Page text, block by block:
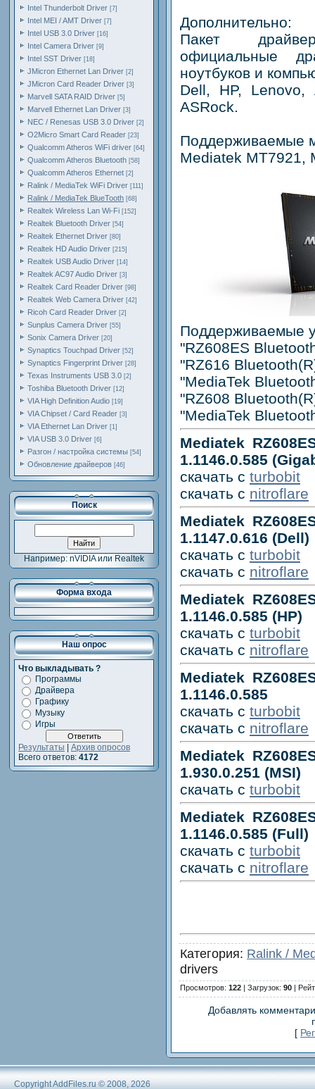
Intel Thunderbolt Driver [7]
Intel MEI / AMT Driver [7]
Intel USB 3.0 Driver [16]
Intel Camera Driver [9]
Intel SST Driver [18]
JMicron Ethernet Lan Driver [2]
JMicron Card Reader Driver [3]
Marvell SATA RAID Driver [5]
Marvell Ethernet Lan Driver [3]
NEC / Renesas USB 3.0 Driver [2]
O2Micro Smart Card Reader [23]
Qualcomm Atheros WiFi driver [64]
Qualcomm Atheros Bluetooth [58]
Qualcomm Atheros Ethernet [2]
Ralink / MediaTek WiFi Driver [111]
Ralink / MediaTek BlueTooth [68]
Realtek Wireless Lan Wi-Fi [152]
Realtek Bluetooth Driver [54]
Realtek Ethernet Driver [80]
Realtek HD Audio Driver [215]
Realtek USB Audio Driver [14]
Realtek AC97 Audio Driver [3]
Realtek Card Reader Driver [98]
Realtek Web Camera Driver [42]
Ricoh Card Reader Driver [2]
Sunplus Camera Driver [55]
Sonix Camera Driver [20]
Synaptics Touchpad Driver [52]
Synaptics Fingerprint Driver [28]
Texas Instruments USB 3.0 [2]
Toshiba Bluetooth Driver [12]
VIA High Definition Audio [19]
VIA Chipset / Card Reader [3]
VIA Ethernet Lan Driver [1]
VIA USB 3.0 Driver [6]
Разгон / настройка системы [54]
Обновление драйверов [46]
Поиск
Например: nVIDIA или Realtek
Форма входа
Наш опрос
Что выкладывать ?
Программы
Драйвера
Графику
Музыку
Игры
Результаты
Архив опросов
Всего ответов: 4172
Дополнительно:
Пакет
официальные
ноутбуков и
Dell, HP, Lenovo,
ASRock.
Поддерживаемые
Mediatek MT7921,
Поддерживаемые
"RZ608ES
"RZ616
"MediaTek
"RZ608
"MediaTek
Mediatek
1.1146.0.585
скачать с turbobit
скачать с nitroflare
Mediatek
1.1147.0.616 (Dell)
скачать с turbobit
скачать с nitroflare
Mediatek
1.1146.0.585 (HP)
скачать с turbobit
скачать с nitroflare
Mediatek
1.1146.0.585
скачать с turbobit
скачать с nitroflare
Mediatek
1.930.0.251 (MSI)
скачать с turbobit
Mediatek
1.1146.0.585 (Full)
скачать с turbobit
скачать с nitroflare
Категория: Ralink /
drivers
Просмотров: 122 | Загрузок: 90 |
Добавлять
[
Copyright AddFiles.ru © 2008, 2026